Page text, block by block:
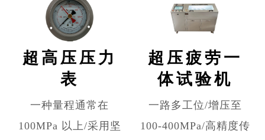
超高压压力
表
一种量程通常在
100MPa 以上/采用坚
超压疲劳一
体试验机
一路多工位/增压至
100-400MPa/高精度传